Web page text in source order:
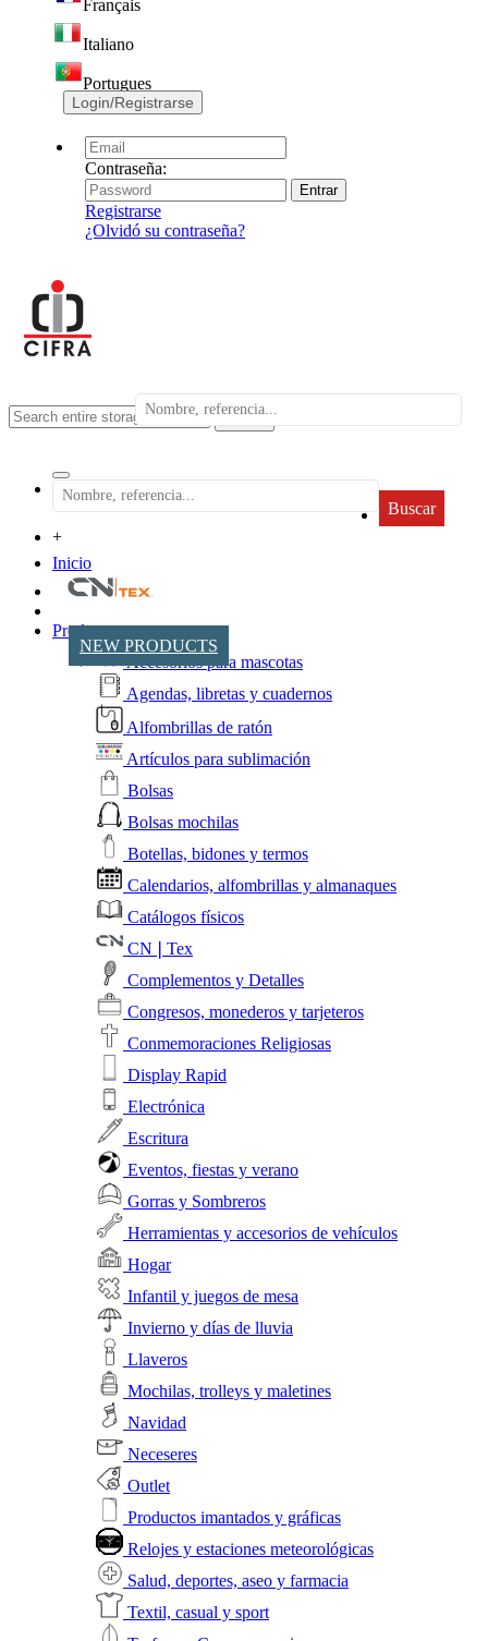
Français
Italiano
Portugues
Login/Registrarse
Contraseña:
Registrarse
¿Olvidó su contraseña?
search
Buscar
+
Inicio
NEW PRODUCTS
Productos
Accesorios para mascotas
Agendas, libretas y cuadernos
Alfombrillas de ratón
Artículos para sublimación
Bolsas
Bolsas mochilas
Botellas, bidones y termos
Calendarios, alfombrillas y almanaques
Catálogos físicos
CN❘Tex
Complementos y Detalles
Congresos, monederos y tarjeteros
Conmemoraciones Religiosas
Display Rapid
Electrónica
Escritura
Eventos, fiestas y verano
Gorras y Sombreros
Herramientas y accesorios de vehículos
Hogar
Infantil y juegos de mesa
Invierno y días de lluvia
Llaveros
Mochilas, trolleys y maletines
Navidad
Neceseres
Outlet
Productos imantados y gráficas
Relojes y estaciones meteorológicas
Salud, deportes, aseo y farmacia
Textil, casual y sport